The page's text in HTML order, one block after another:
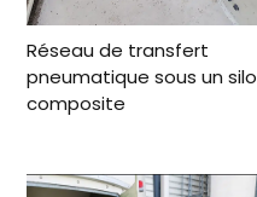
Réseau de transfert
pneumatique sous un silo
composite